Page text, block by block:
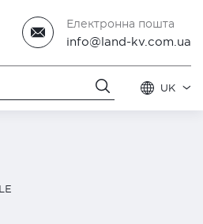
Електронна пошта
info@land-kv.com.ua
UK